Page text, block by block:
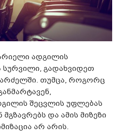
ადგილის
სურვილი, გადახვიდეთ
თუმცა, როგორც
შეცვლის უფლებას
და ამის მიზეზი
არ არის.